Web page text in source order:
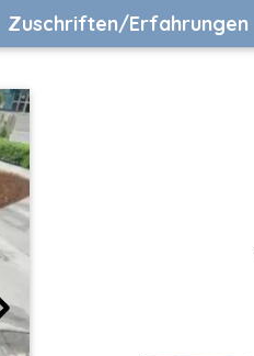
Zuschriften/Erfahrungen